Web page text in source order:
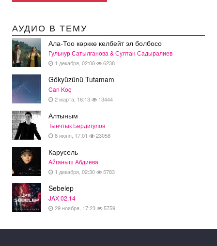
АУДИО В ТЕМУ
Ала-Тоо көрккө келбейт эл болбосо
Гульнур Сатылганова & Султан Садыралиев
1 декабря, 02:08 6238
Gökyüzünü Tutamam
Can Koç
2 марта, 16:13 13444
Алтыным
Тынчтык Бердигулов
8 июня, 17:01 23058
Карусель
Айганыш Абдиева
1 декабря, 02:30 5783
Sebelep
JAX 02.14
29 ноября, 17:23 5759